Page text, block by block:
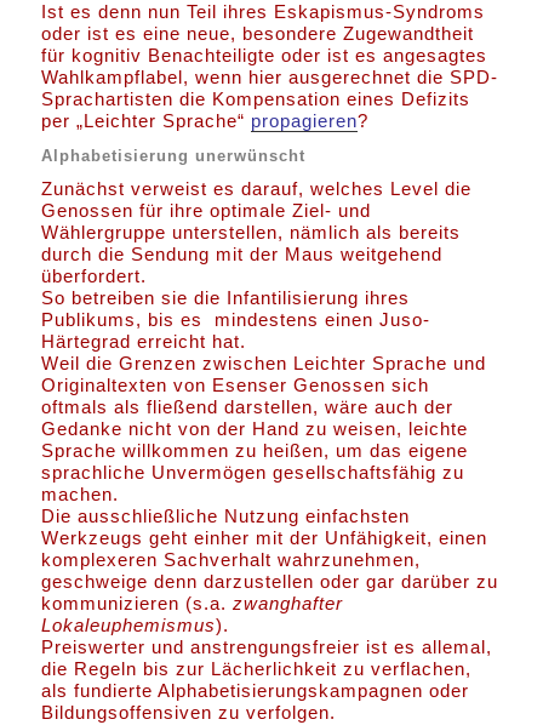
Ist es denn nun Teil ihres Eskapismus-Syndroms
oder ist es eine neue, besondere Zugewandtheit
für kognitiv Benachteiligte oder ist es angesagtes
Wahlkampflabel, wenn hier ausgerechnet die SPD-
Sprachartisten die Kompensation eines Defizits
per „Leichter Sprache“ propagieren?
Alphabetisierung unerwünscht
Zunächst verweist es darauf, welches Level die
Genossen für ihre optimale Ziel- und
Wählergruppe unterstellen, nämlich als bereits
durch die Sendung mit der Maus weitgehend
überfordert.
So betreiben sie die Infantilisierung ihres
Publikums, bis es mindestens einen Juso-
Härtegrad erreicht hat.
Weil die Grenzen zwischen Leichter Sprache und
Originaltexten von Esenser Genossen sich
oftmals als fließend darstellen, wäre auch der
Gedanke nicht von der Hand zu weisen, leichte
Sprache willkommen zu heißen, um das eigene
sprachliche Unvermögen gesellschaftsfähig zu
machen.
Die ausschließliche Nutzung einfachsten
Werkzeugs geht einher mit der Unfähigkeit, einen
komplexeren Sachverhalt wahrzunehmen,
geschweige denn darzustellen oder gar darüber zu
kommunizieren (s.a.zwanghafter
Lokaleuphemismus).
Preiswerter und anstrengungsfreier ist es allemal,
die Regeln bis zur Lächerlichkeit zu verflachen,
als fundierte Alphabetisierungskampagnen oder
Bildungsoffensiven zu verfolgen.